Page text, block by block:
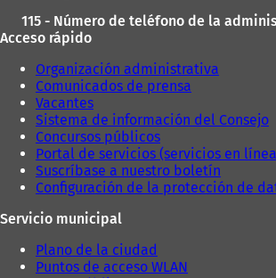
115 - Número de teléfono de la
Acceso rápido
Organización administrativa
Comunicados de prensa
Vacantes
Sistema de información del Consejo
Concursos públicos
Portal de servicios (servicios en
Suscríbase a nuestro boletín
Configuración de la protección de
Servicio municipal
Plano de la ciudad
Puntos de acceso WLAN